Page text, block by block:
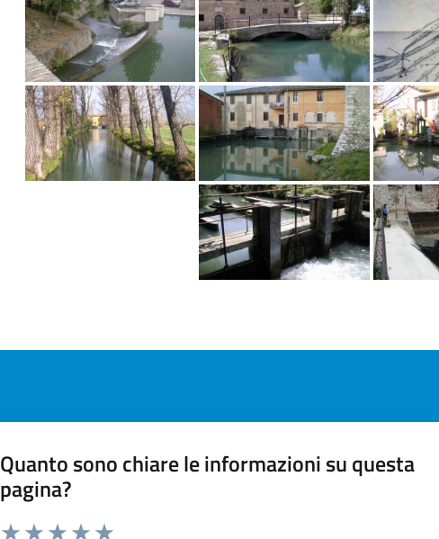
Quanto sono chiare le informazioni su questa
pagina?